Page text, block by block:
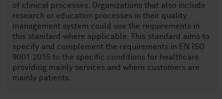
of clinical processes. Organizations that also include
research or education processes in their quality
management system could use the requirements in
this standard where applicable. This standard aims to
specify and complement the requirements in EN ISO
9001:2015 to the specific conditions for healthcare
providing mainly services and where customers are
mainly patients.